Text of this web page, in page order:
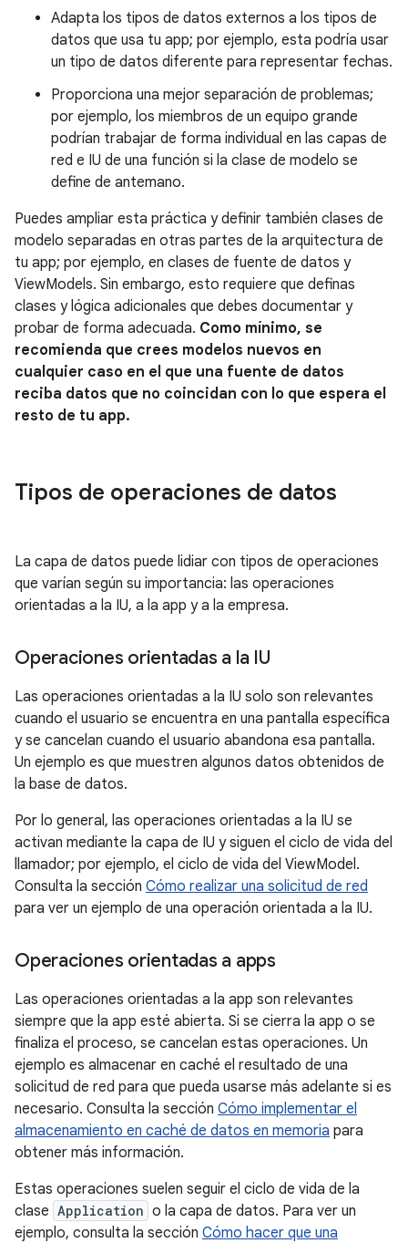
Adapta los tipos de datos externos a los tipos de
datos que usa tu app; por ejemplo, esta podría usar
un tipo de datos diferente para representar fechas.
Proporciona una mejor separación de problemas;
por ejemplo, los miembros de un equipo grande
podrían trabajar de forma individual en las capas de
red e IU de una función si la clase de modelo se
define de antemano.
Puedes ampliar esta práctica y definir también clases de
modelo separadas en otras partes de la arquitectura de
tu app; por ejemplo, en clases de fuente de datos y
ViewModels. Sin embargo, esto requiere que definas
clases y lógica adicionales que debes documentar y
probar de forma adecuada. Como mínimo, se
recomienda que crees modelos nuevos en
cualquier caso en el que una fuente de datos
reciba datos que no coincidan con lo que espera el
resto de tu app.
Tipos de operaciones de datos
La capa de datos puede lidiar con tipos de operaciones
que varían según su importancia: las operaciones
orientadas a la IU, a la app y a la empresa.
Operaciones orientadas a la IU
Las operaciones orientadas a la IU solo son relevantes
cuando el usuario se encuentra en una pantalla específica
y se cancelan cuando el usuario abandona esa pantalla.
Un ejemplo es que muestren algunos datos obtenidos de
la base de datos.
Por lo general, las operaciones orientadas a la IU se
activan mediante la capa de IU y siguen el ciclo de vida del
llamador; por ejemplo, el ciclo de vida del ViewModel.
Consulta la sección Cómo realizar una solicitud de red
para ver un ejemplo de una operación orientada a la IU.
Operaciones orientadas a apps
Las operaciones orientadas a la app son relevantes
siempre que la app esté abierta. Si se cierra la app o se
finaliza el proceso, se cancelan estas operaciones. Un
ejemplo es almacenar en caché el resultado de una
solicitud de red para que pueda usarse más adelante si es
necesario. Consulta la sección Cómo implementar el
almacenamiento en caché de datos en memoria para
obtener más información.
Estas operaciones suelen seguir el ciclo de vida de la
clase Application o la capa de datos. Para ver un
ejemplo, consulta la sección Cómo hacer que una